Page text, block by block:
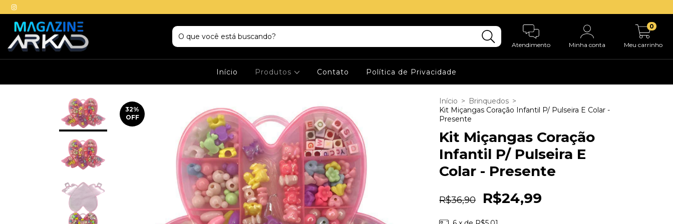
Atendimento Minha conta Meu carrinho
0
Início Produtos Contato Política de Privacidade
32%
OFF
Início > Brinquedos >
Kit Miçangas Coração Infantil P/ Pulseira E Colar -
Presente
Kit Miçangas Coração
Infantil P/ Pulseira E
Colar - Presente
R$36,90 R$24,99